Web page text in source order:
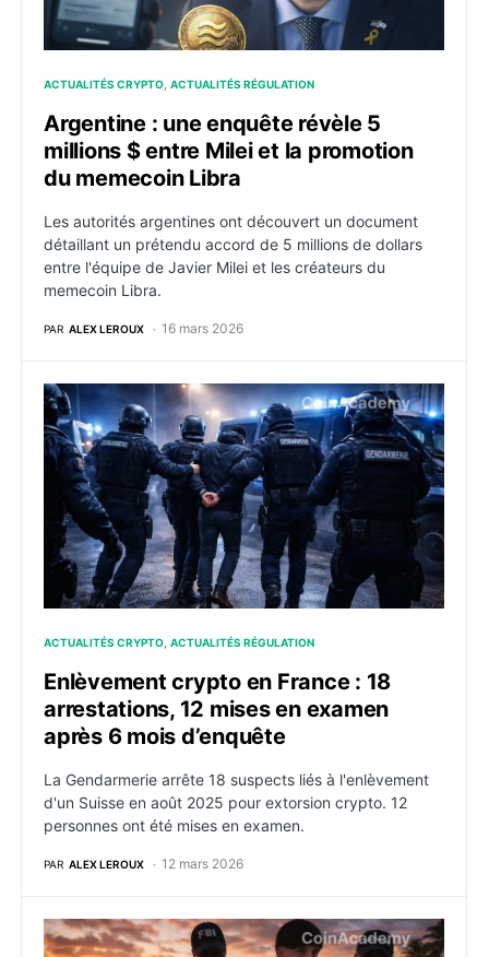
ACTUALITÉS CRYPTO ACTUALITÉS RÉGULATION
Argentine : une enquête révèle 5
millions $ entre Milei et la promotion
du memecoin Libra
Les autorités argentines ont découvert un document
détaillant un prétendu accord de 5 millions de dollars
entre l'équipe de Javier Milei et les créateurs du
memecoin Libra.
PAR ALEX LEROUX 16 mars 2026
Enlèvement crypto en France : 18 arrestations, 12
ACTUALITÉS CRYPTO ACTUALITÉS RÉGULATION
Enlèvement crypto en France : 18
arrestations, 12 mises en examen
après 6 mois d’enquête
La Gendarmerie arrête 18 suspects liés à l'enlèvement
d'un Suisse en août 2025 pour extorsion crypto. 12
personnes ont été mises en examen.
PAR ALEX LEROUX 12 mars 2026
John “Lick” Daghita : arrêté en France pour avoir